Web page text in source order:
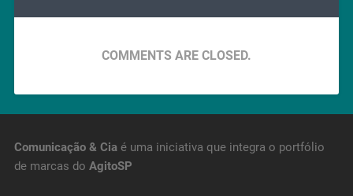
COMMENTS ARE CLOSED.
Comunicação & Ciaé uma iniciativa que integra o portfólio
de marcas do AgitoSP